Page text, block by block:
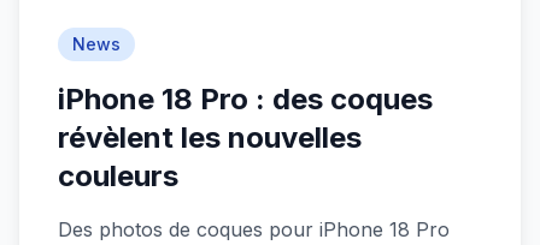
News
iPhone 18 Pro : des coques
révèlent les nouvelles
couleurs
Des photos de coques pour iPhone 18 Pro